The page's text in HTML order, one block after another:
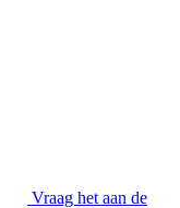
Vraag het aan de